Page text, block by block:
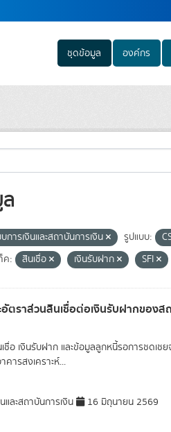
ชุดข้อมูล องค์กร
การเงินและสถาบันการเงิน รูปแบบ:
ค: สินเชื่อ เงินรับฝาก SFI
ตราส่วนสินเชื่อต่อเงินรับฝากของส
อ เงินรับฝาก และข้อมูลลูกหนี้รอการชดเ
ารสงเคราะห์...
ละสถาบันการเงิน 16 มิถุนายน 2569